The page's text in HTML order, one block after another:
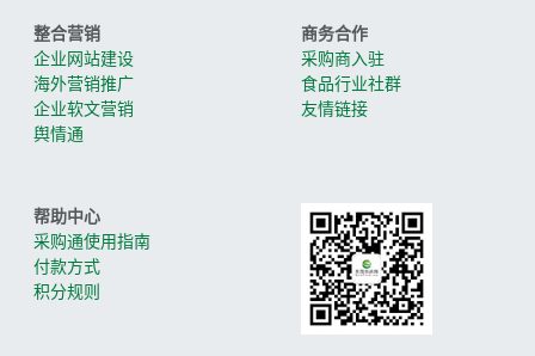
整合营销
企业网站建设
海外营销推广
企业软文营销
舆情通
商务合作
采购商入驻
食品行业社群
友情链接
帮助中心
采购通使用指南
付款方式
积分规则